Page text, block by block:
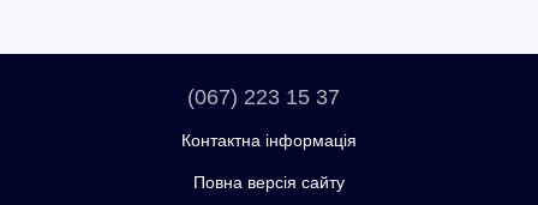
(067) 223 15 37
Контактна інформація
Повна версія сайту